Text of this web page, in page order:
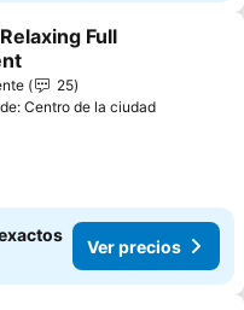
a favoritos
Full
25
Centro de la ciudad
Ver precios